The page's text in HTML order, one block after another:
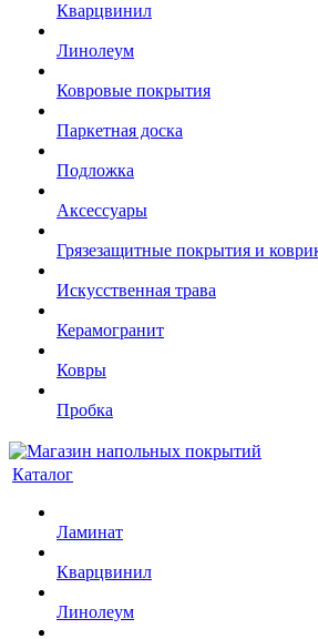
Кварцвинил
Линолеум
Ковровые покрытия
Паркетная доска
Подложка
Аксессуары
Грязезащитные покрытия и
Искусственная трава
Керамогранит
Ковры
Пробка
Каталог
Ламинат
Кварцвинил
Линолеум